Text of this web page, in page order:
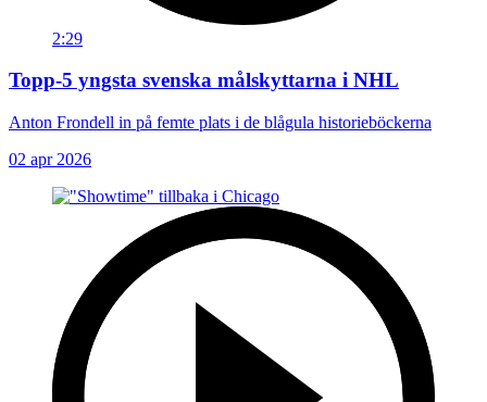
2:29
Topp-5 yngsta svenska målskyttarna i NHL
Anton Frondell in på femte plats i de blågula historieböckerna
02 apr 2026